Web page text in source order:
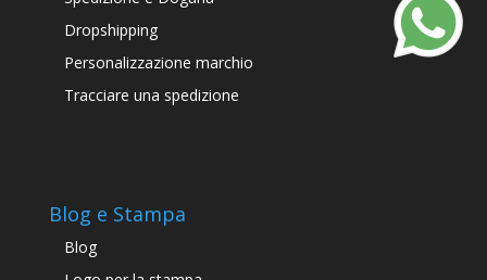
Dropshipping
Personalizzazione marchio
Tracciare una spedizione
Blog e Stampa
Blog